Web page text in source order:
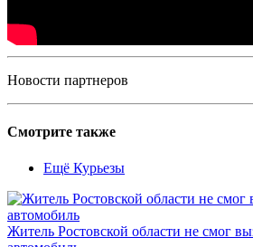
Новости партнеров
Смотрите также
Ещё Курьезы
Житель Ростовской области не смог